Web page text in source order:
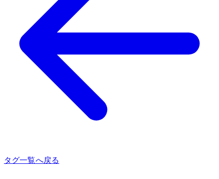
タグ一覧へ戻る